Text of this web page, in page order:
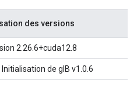
des versions
2.26.6+cuda12.8
Initialisation de gIB v1.0.6